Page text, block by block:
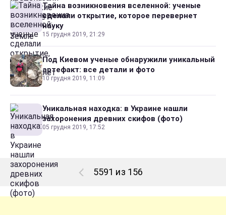
Тайна возникновения вселенной: ученые
сделали открытие, которое перевернет
науку
15 грудня 2019, 21:29
Под Киевом ученые обнаружили уникальный
артефакт: все детали и фото
10 грудня 2019, 11:09
Уникальная находка: в Украине нашли
захоронения древних скифов (фото)
05 грудня 2019, 17:52
5591 из 156